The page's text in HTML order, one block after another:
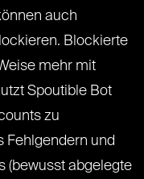
auch
Blockierte
mehr mit
Spoutible Bot
zu
Fehlgendern und
(bewusst abgelegte